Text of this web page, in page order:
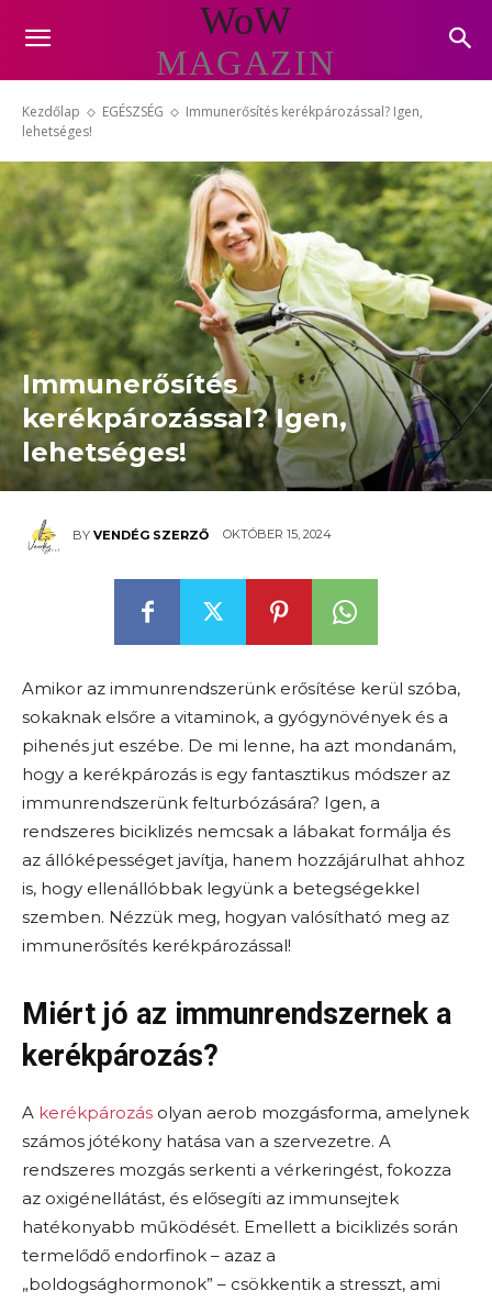
WoW
MAGAZIN
Kezdőlap EGÉSZSÉG
Immunerősítés kerékpározással? Igen,
lehetséges!
Immunerősítés
kerékpározással? Igen,
lehetséges!
BY VENDÉG SZERZŐ OKTÓBER 15, 2024
Amikor az immunrendszerünk erősítése kerül szóba,
sokaknak elsőre a vitaminok, a gyógynövények és a
pihenés jut eszébe. De mi lenne, ha azt mondanám,
hogy a kerékpározás is egy fantasztikus módszer az
immunrendszerünk felturbózására? Igen, a
rendszeres biciklizés nemcsak a lábakat formálja és
az állóképességet javítja, hanem hozzájárulhat ahhoz
is, hogy ellenállóbbak legyünk a betegségekkel
szemben. Nézzük meg, hogyan valósítható meg az
immunerősítés kerékpározással!
Miért jó az immunrendszernek a
kerékpározás?
A kerékpározás olyan aerob mozgásforma, amelynek
számos jótékony hatása van a szervezetre. A
rendszeres mozgás serkenti a vérkeringést, fokozza
az oxigénellátást, és elősegíti az immunsejtek
hatékonyabb működését. Emellett a biciklizés során
termelődő endorfinok – azaz a
„boldogsághormonok” – csökkentik a stresszt, ami